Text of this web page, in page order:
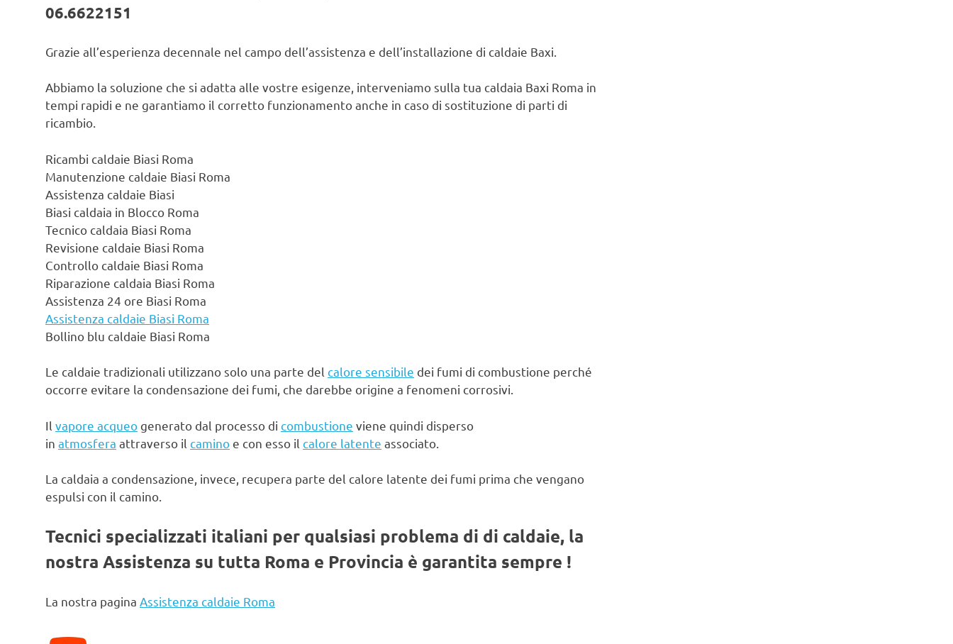
06.6622151
Grazie all’esperienza decennale nel campo dell’assistenza e dell’installazione di caldaie Baxi.
Abbiamo la soluzione che si adatta alle vostre esigenze, interveniamo sulla tua caldaia Baxi Roma in
tempi rapidi e ne garantiamo il corretto funzionamento anche in caso di sostituzione di parti di
ricambio.
Ricambi caldaie Biasi Roma
Manutenzione caldaie Biasi Roma
Assistenza caldaie Biasi
Biasi caldaia in Blocco Roma
Tecnico caldaia Biasi Roma
Revisione caldaie Biasi Roma
Controllo caldaie Biasi Roma
Riparazione caldaia Biasi Roma
Assistenza 24 ore Biasi Roma
Assistenza caldaie Biasi Roma
Bollino blu caldaie Biasi Roma
Le caldaie tradizionali utilizzano solo una parte del calore sensibile dei fumi di combustione perché
occorre evitare la condensazione dei fumi, che darebbe origine a fenomeni corrosivi.
Il vapore acqueo generato dal processo di combustione viene quindi disperso
in atmosfera attraverso il camino e con esso il calore latente associato.
La caldaia a condensazione, invece, recupera parte del calore latente dei fumi prima che vengano
espulsi con il camino.
Tecnici specializzati italiani per qualsiasi problema di di caldaie, la
nostra Assistenza su tutta Roma e Provincia è garantita sempre !
La nostra pagina Assistenza caldaie Roma